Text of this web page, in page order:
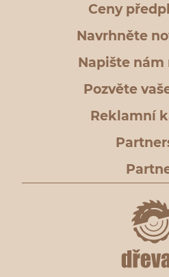
Ceny
Navrhněte
Napište nám
Pozvěte
Reklamní